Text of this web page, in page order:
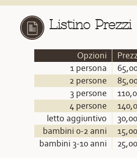
Listino Prezzi
Opzioni
1 persona
2 persone
3 persone
4 persone
letto aggiuntivo
bambini 0-2 anni
15,00
bambini 3-10 anni